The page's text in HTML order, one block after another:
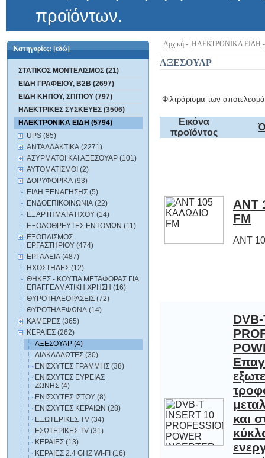
προϊόντων.
Κατηγορίες:[εδώ]
ΣΤΑΤΙΚΟΣ ΜΟΝΤΕΛΙΣΜΟΣ (21)
ΕΙΔΗ ΓΡΑΦΕΙΟΥ, B2B (2697)
ΕΙΔΗ ΚΗΠΟΥ, ΣΠΙΤΙΟΥ (797)
ΗΛΕΚΤΡΙΚΕΣ ΣΥΣΚΕΥΕΣ (3506)
ΗΛΕΚΤΡΟΝΙΚΑ ΕΙΔΗ (5794)
UPS (85)
ΑΝΤΑΛΛΑΚΤΙΚΑ (2271)
ΑΣΥΡΜΑΤΟΙ ΚΑΙ ΑΞΕΣΟΥΑΡ (101)
ΑΥΤΟΜΑΤΙΣΜΟΙ (2)
ΔΟΡΥΦΟΡΙΚΑ (93)
ΕΙΔΗ ΞΕΝΑΓΗΣΗΣ (5)
ΕΝΔΟΕΠΙΚΟΙΝΩΝΙΑ (22)
ΕΞΑΡΤΗΜΑΤΑ HXOY (14)
ΕΞΟΛΟΘΡΕΥΤΕΣ ΕΝΤΟΜΩΝ (11)
ΕΞΟΠΛΙΣΜΟΣ
ΕΡΓΑΣΤΗΡΙΟΥ (474)
ΕΡΓΑΛΕΙΑ (487)
ΗΧΟΣΤΗΛΕΣ (12)
ΘΗΚΕΣ - ΚΟΥΤΙΑ ΜΕΤΑΦΟΡΑΣ ΓΙΑ
ΕΠΑΓΓΕΛΜΑΤΙΚΗ ΧΡΗΣΗ (16)
ΘΥΡΟΤΗΛΕΟΡΑΣΕΙΣ (72)
ΘΥΡΟΤΗΛΕΦΩΝΑ (14)
ΚΑΜΕΡΕΣ (365)
ΚΕΡΑΙΕΣ (262)
ΑΞΕΣΟΥΑΡ (4)
ΔΙΑΚΛΑΔΩΤΕΣ (30)
ΕΝΙΣΧΥΤEΣ ΓΡΑΜΜΗΣ (38)
ΕΝΙΣΧΥΤΕΣ ΕΥΡΕΙΑΣ
ΖΩΝΗΣ (4)
ΕΝΙΣΧΥΤΕΣ ΙΣΤΟΥ (8)
ΕΝΙΣΧΥΤΕΣ ΚΕΡΑΙΩΝ (28)
ΕΞΩΤΕΡΙΚΕΣ TV (34)
ΕΣΩΤΕΡΙΚΕΣ TV (31)
ΚΕΡΑΙΕΣ (13)
ΚΕΡΑΙΕΣ 2.4 GHZ WI-FI (16)
Αρχική - ΗΛΕΚΤΡΟΝΙΚΑ ΕΙΔΗ
ΑΞΕΣΟΥΑΡ
Φιλτράρισμα των
Εικόνα
προϊόντος
ANT
FM
ANT
και